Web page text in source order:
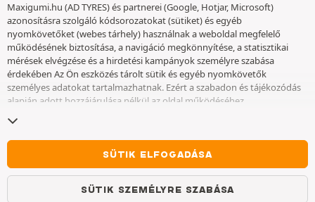
Maxigumi.hu (AD TYRES) és partnerei (Google, Hotjar, Microsoft)
azonosításra szolgáló kódsorozatokat (sütiket) és egyéb
nyomkövetőket (webes tárhely) használnak a weboldal megfelelő
működésének biztosítása, a navigáció megkönnyítése, a statisztikai
mérések elvégzése és a hirdetési kampányok személyre szabása
érdekében Az Ön eszközés tárolt sütik és egyéb nyomkövetők
személyes adatokat tartalmazhatnak. Ezért a szabadon és tájékozódás
alapján adott hozzájárulása nélkül az oldal működéséhez
nyomkövetőket az eszközén. Az Ön által választott beállításokat 6
hónapig őrizzük meg. A hozzájárulását bármikor visszavonhatja aSütik
és egyéb nyomkövetőkoldalon. Ön dönthet úgy, hogy a böngészést a
sütik vagy más nyomkövetők elhelyezésének elfogadása nélkül
folytatja. A sütik elutasítása nem akadályozza meg a szolgáltatások
igénybe vételét AD TYRES. További információkért kérjük, lépjen a
SÜTIK ELFOGADÁSA
SÜTIK SZEMÉLYRE SZABÁSA